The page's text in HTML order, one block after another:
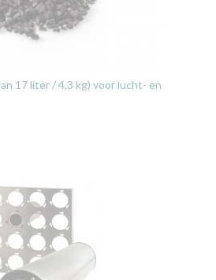
17 liter / 4,3 kg) voor lucht- en